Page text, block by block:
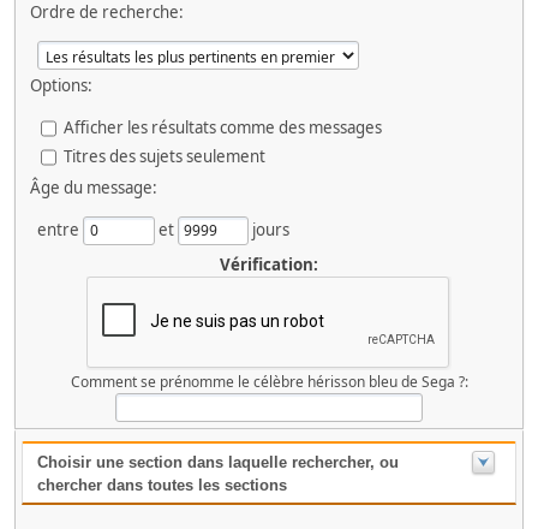
Ordre de recherche:
Options:
Afficher les résultats comme des messages
Titres des sujets seulement
Âge du message:
entre
et
jours
Vérification:
Comment se prénomme le célèbre hérisson bleu de Sega ?:
Choisir une section dans laquelle rechercher, ou
chercher dans toutes les sections